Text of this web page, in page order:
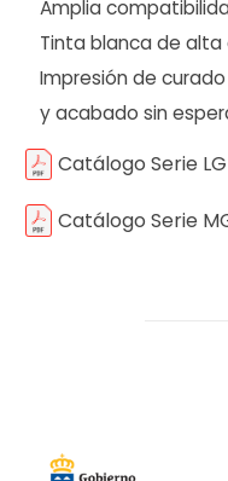
Amplia
Tinta blanca de alta
Impresión de
y acabado sin
Catálogo Serie LG
Catálogo Serie